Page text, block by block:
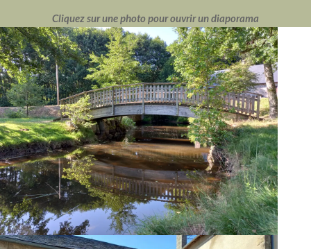
Cliquez sur une photo pour ouvrir un diaporama